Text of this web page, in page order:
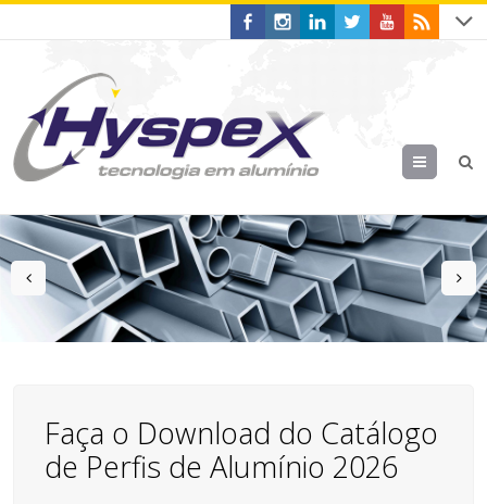
Menu
prev
Faça o Download do Catálogo
de Perfis de Alumínio 2026